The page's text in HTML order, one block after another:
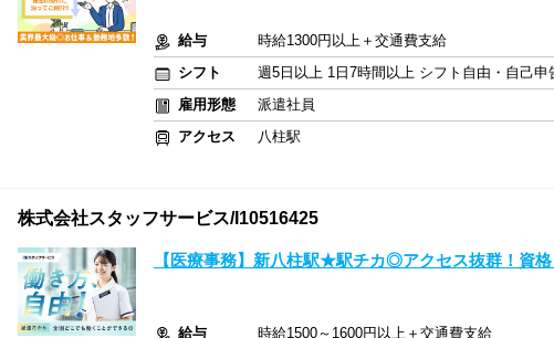
給与
時給1300円以上＋交通費支給
シフト
週5日以上 1日7時間以上 シフト自由・自己申
雇用形態
派遣社員
アクセス
八柱駅
株式会社スタッフサービス/I10516425
【医療事務】新八柱駅★駅チカ◎アクセス抜群！資
給与 時給1500～1600円以上＋交通費支給